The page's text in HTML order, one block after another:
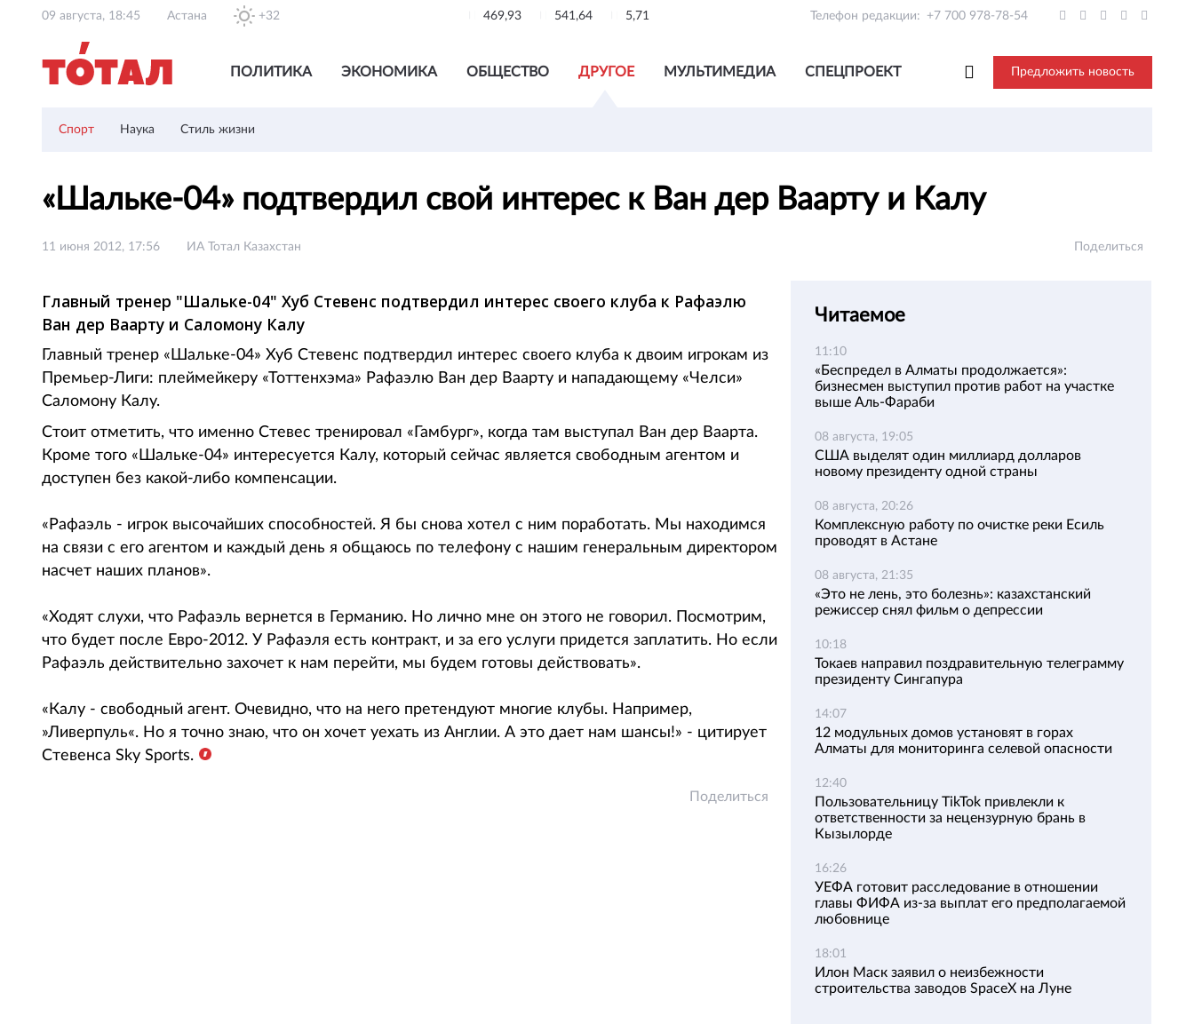
09 августа, 18:45 Астана +32 469,93 541,64 5,71 Телефон редакции: +7 700 978-78-54
ПОЛИТИКА ЭКОНОМИКА ОБЩЕСТВО ДРУГОЕ МУЛЬТИМЕДИА СПЕЦПРОЕКТ Предложить новость
Спорт Наука Стиль жизни
«Шальке-04» подтвердил свой интерес к Ван дер Ваарту и Калу
11 июня 2012, 17:56 ИА Тотал Казахстан Поделиться
Главный тренер "Шальке-04" Хуб Стевенс подтвердил интерес своего клуба к Рафаэлю
Ван дер Ваарту и Саломону Калу
Главный тренер «Шальке-04» Хуб Стевенс подтвердил интерес своего клуба к двоим игрокам из
Премьер-Лиги: плеймейкеру «Тоттенхэма» Рафаэлю Ван дер Ваарту и нападающему «Челси»
Саломону Калу.
Стоит отметить, что именно Стевес тренировал «Гамбург», когда там выступал Ван дер Ваарта.
Кроме того «Шальке-04» интересуется Калу, который сейчас является свободным агентом и
доступен без какой-либо компенсации.
«Рафаэль - игрок высочайших способностей. Я бы снова хотел с ним поработать. Мы находимся
на связи с его агентом и каждый день я общаюсь по телефону с нашим генеральным директором
насчет наших планов».
«Ходят слухи, что Рафаэль вернется в Германию. Но лично мне он этого не говорил. Посмотрим,
что будет после Евро-2012. У Рафаэля есть контракт, и за его услуги придется заплатить. Но если
Рафаэль действительно захочет к нам перейти, мы будем готовы действовать».
«Калу - свободный агент. Очевидно, что на него претендуют многие клубы. Например,
»Ливерпуль«. Но я точно знаю, что он хочет уехать из Англии. А это дает нам шансы!» - цитирует
Стевенса Sky Sports.
Поделиться
Читаемое
11:10
«Беспредел в Алматы продолжается»:
бизнесмен выступил против работ на участке
выше Аль-Фараби
08 августа, 19:05
США выделят один миллиард долларов
новому президенту одной страны
08 августа, 20:26
Комплексную работу по очистке реки Есиль
проводят в Астане
08 августа, 21:35
«Это не лень, это болезнь»: казахстанский
режиссер снял фильм о депрессии
10:18
Токаев направил поздравительную телеграмму
президенту Сингапура
14:07
12 модульных домов установят в горах
Алматы для мониторинга селевой опасности
12:40
Пользовательницу TikTok привлекли к
ответственности за нецензурную брань в
Кызылорде
16:26
УЕФА готовит расследование в отношении
главы ФИФА из-за выплат его предполагаемой
любовнице
18:01
Илон Маск заявил о неизбежности
строительства заводов SpaceX на Луне